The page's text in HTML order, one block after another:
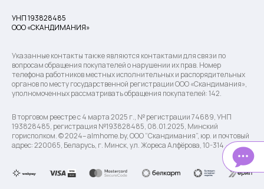
УНП 193828485
ООО «СКАНДИМАНИЯ»
Указанные контакты также являются контактами для связи по
вопросам обращения покупателей о нарушении их прав. Номер
телефона работников местных исполнительных и распорядительных
органов по месту государственной регистрации ООО «Скандимания»,
уполномоченных рассматривать обращения покупателей: 142.
В торговом реестре с 4 марта 2025 г., № регистрации 74689, УНП
193828485, регистрация №193828485, 08.01.2025, Минский
горисполком. © 2024– almhome.by, ООО “Скандимания”, юр. и почтовый
адрес: 220065, Беларусь, г. Минск, ул. Жореса Алфёрова, 10-314